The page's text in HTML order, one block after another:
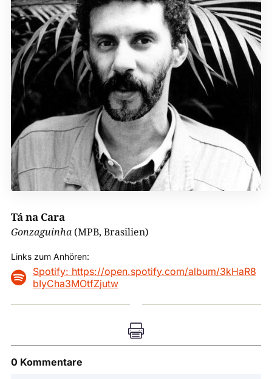
Tá na Cara
Gonzaguinha (MPB, Brasilien)
Links zum Anhören:

Spotify: https://open.spotify.com/album/3kHaR8
bIyCha3MOtfZjutw

0 Kommentare